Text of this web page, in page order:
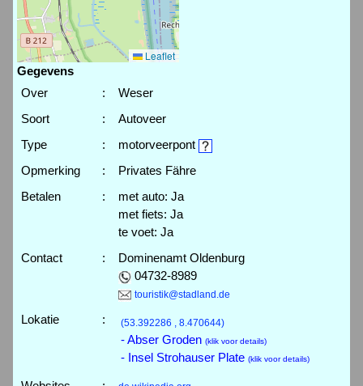
Leaflet
Gegevens
Over
:
Weser
Soort
:
Autoveer
Type
:
motorveerpont
Opmerking
:
Privates Fähre
Betalen
:
met auto: Ja
met fiets: Ja
te voet: Ja
Contact
:
Dominenamt Oldenburg
04732-8989
touristik@stadland.de
Lokatie : (53.392286 , 8.470644)
- Abser Groden (klik voor details)
- Insel Strohauser Plate (klik voor details)